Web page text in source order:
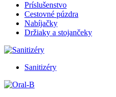
Príslušenstvo
Cestovné púzdra
Nabíjačky
Držiaky a stojančeky
Sanitizéry